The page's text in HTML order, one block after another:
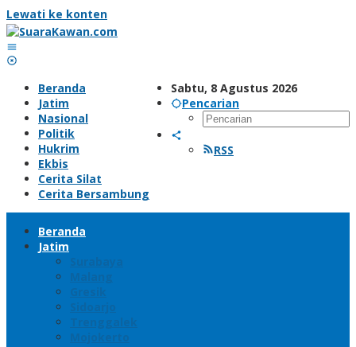
Lewati ke konten
Sabtu, 8 Agustus 2026
Pencarian
RSS
Beranda
Jatim
Nasional
Politik
Hukrim
Ekbis
Cerita Silat
Cerita Bersambung
Beranda
Jatim
Surabaya
Malang
Gresik
Sidoarjo
Trenggalek
Mojokerto